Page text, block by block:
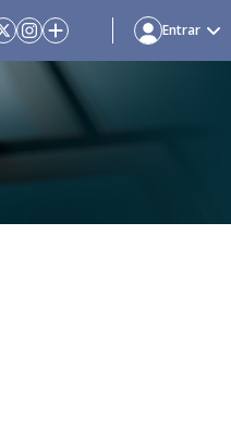
Entrar